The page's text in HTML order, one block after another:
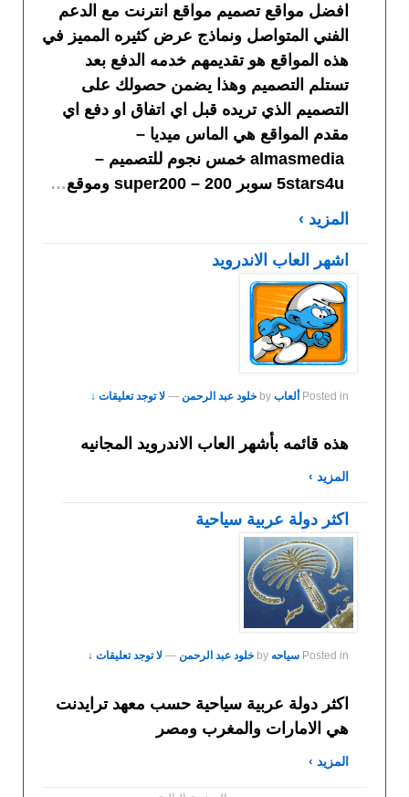
افضل مواقع تصميم مواقع انترنت مع الدعم
الفني المتواصل ونماذج عرض كثيره المميز في
هذه المواقع هو تقديمهم خدمه الدفع بعد
تستلم التصميم وهذا يضمن حصولك على
التصميم الذي تريده قبل اي اتفاق او دفع اي
مقدم المواقع هي الماس ميديا –
almasmedia خمس نجوم للتصميم –
…
المزيد ›
اشهر العاب الاندرويد
Posted in ألعاب by خلود عبد الرحمن — لا توجد تعليقات ↓
هذه قائمه بأشهر العاب الاندرويد المجانيه
المزيد ›
اكثر دولة عربية سياحية
Posted in سياحه by خلود عبد الرحمن — لا توجد تعليقات ↓
اكثر دولة عربية سياحية حسب معهد ترايدنت
هي الامارات والمغرب ومصر
المزيد ›